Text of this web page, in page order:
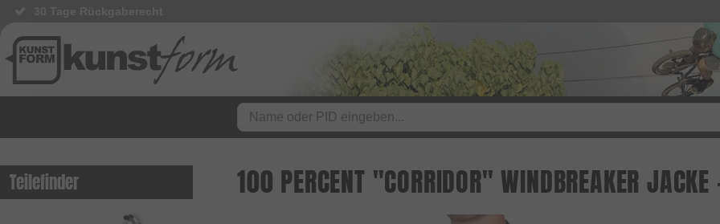
Teilefinder 100 PERCENT "CORRIDOR" WINDBREAKER